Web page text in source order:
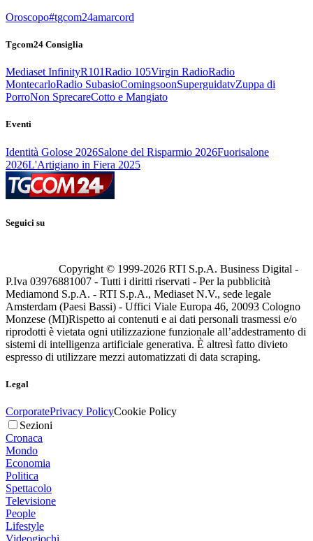
Oroscopo#tgcom24amarcord
Tgcom24 Consiglia
Mediaset InfinityR101Radio 105Virgin RadioRadio
MontecarloRadio SubasioComingsoonSuperguidatvZuppa di
PorroNon SprecareCotto e Mangiato
Eventi
Identità Golose 2026Salone del Risparmio 2026Fuorisalone
2026L'Artigiano in Fiera 2025
Seguici su
Copyright © 1999-2026 RTI S.p.A. Business Digital -
P.Iva 03976881007 - Tutti i diritti riservati - Per la pubblicità
Mediamond S.p.A. - RTI S.p.A., Mediaset N.V., sede legale
Amsterdam (Paesi Bassi) - Uffici Viale Europa 46, 20093 Cologno
Monzese (MI)Rispetto ai contenuti e ai dati personali trasmessi e/o
riprodotti è vietata ogni utilizzazione funzionale all’addestramento di
sistemi di intelligenza artificiale generativa. È altresì fatto divieto
espresso di utilizzare mezzi automatizzati di data scraping.
Legal
CorporatePrivacy PolicyCookie Policy
Sezioni
Cronaca
Mondo
Economia
Politica
Spettacolo
Televisione
People
Lifestyle